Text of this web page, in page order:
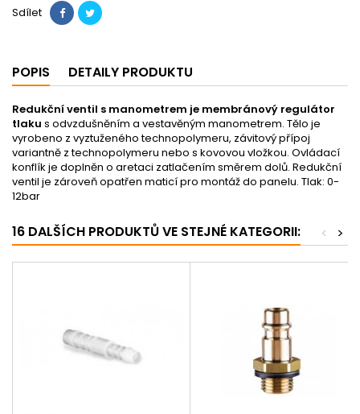
Sdílet
POPIS DETAILY PRODUKTU
Redukční ventil s manometrem je membránový regulátor
tlaku s odvzdušněním a vestavěným manometrem. Tělo je
vyrobeno z vyztuženého technopolymeru, závitový přípoj
variantně z technopolymeru nebo s kovovou vložkou. Ovládací
konflík je doplněn o aretaci zatlačením směrem dolů. Redukční
ventil je zároveň opatřen maticí pro montáž do panelu. Tlak: 0-
12bar
16 DALŠÍCH PRODUKTŮ VE STEJNÉ KATEGORII: >
<